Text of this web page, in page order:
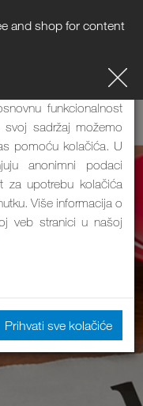
and shop for content
imaju dve funkcije: S
funkcionalnost
sadržaj možemo
pomoću kolačića. U
anonimni podaci
za upotrebu kolačića
Više informacija o
veb stranici u našoj
Prihvati sve kolačiće